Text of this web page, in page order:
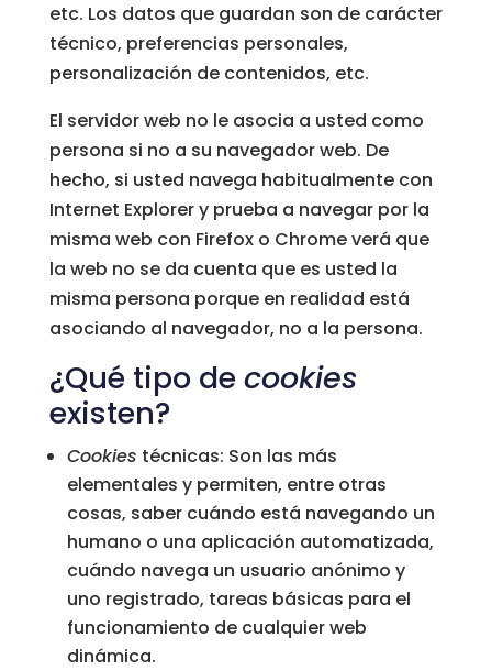
etc. Los datos que guardan son de carácter
técnico, preferencias personales,
personalización de contenidos, etc.
El servidor web no le asocia a usted como
persona si no a su navegador web. De
hecho, si usted navega habitualmente con
Internet Explorer y prueba a navegar por la
misma web con Firefox o Chrome verá que
la web no se da cuenta que es usted la
misma persona porque en realidad está
asociando al navegador, no a la persona.
¿Qué tipo de cookies
existen?
Cookies técnicas: Son las más
elementales y permiten, entre otras
cosas, saber cuándo está navegando un
humano o una aplicación automatizada,
cuándo navega un usuario anónimo y
uno registrado, tareas básicas para el
funcionamiento de cualquier web
dinámica.